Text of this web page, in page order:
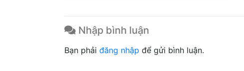
Nhập bình luận
Bạn phải đăng nhập để gửi bình luận.